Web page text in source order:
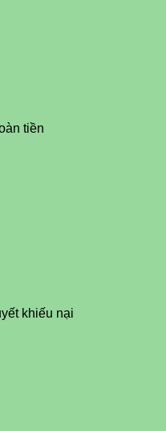
tiền
khiếu nại